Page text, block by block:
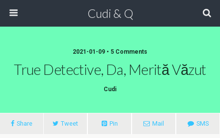
Cudi & Q
2021-01-09 • 5 Comments
True Detective, Da, Merită Văzut
Cudi
Share Tweet Pin Mail SMS